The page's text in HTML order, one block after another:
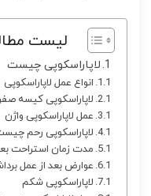
لیست
لاپاراسکوپی چیست
انواع عمل لاپاراسکوپی
لاپاراسکوپی کیسه
عمل لاپاراسکوپی واژن
لاپاراسکوپی رحم
مدت زمان استراحت
عوارض بعد از عمل
لاپاراسکوپی شکم